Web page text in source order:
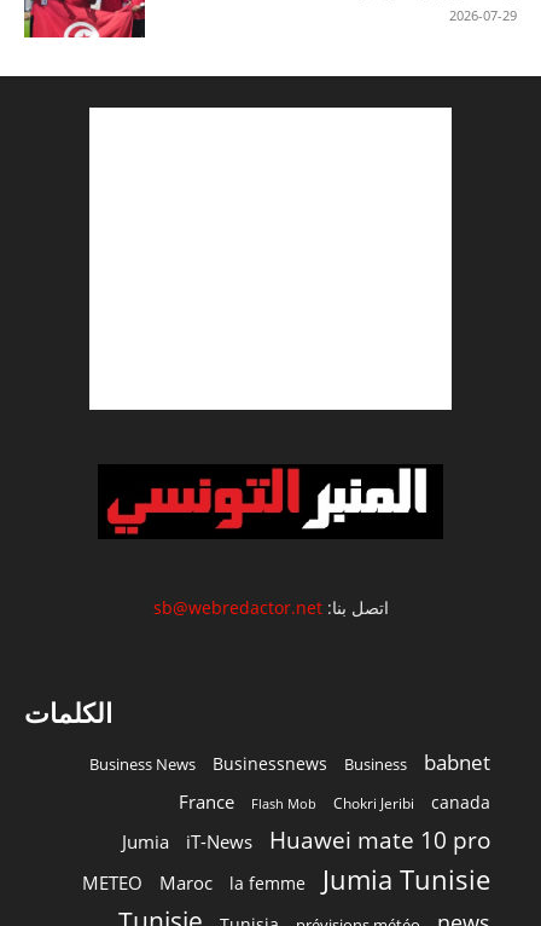
2026-07-29
اتصل بنا:sb@webredactor.net
الكلمات
babnet
Business
Businessnews
Business News
canada
Chokri Jeribi
Flash Mob
France
Huawei mate 10 pro
iT-News
Jumia
Jumia Tunisie
la femme
Maroc
METEO